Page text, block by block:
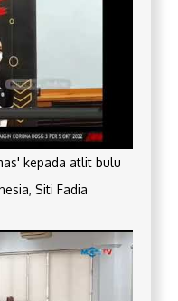
kepada atlit bulu
Siti Fadia